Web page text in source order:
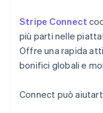
Stripe Connect
più parti nelle
Offre una rapida
bonifici globali e
Connect può